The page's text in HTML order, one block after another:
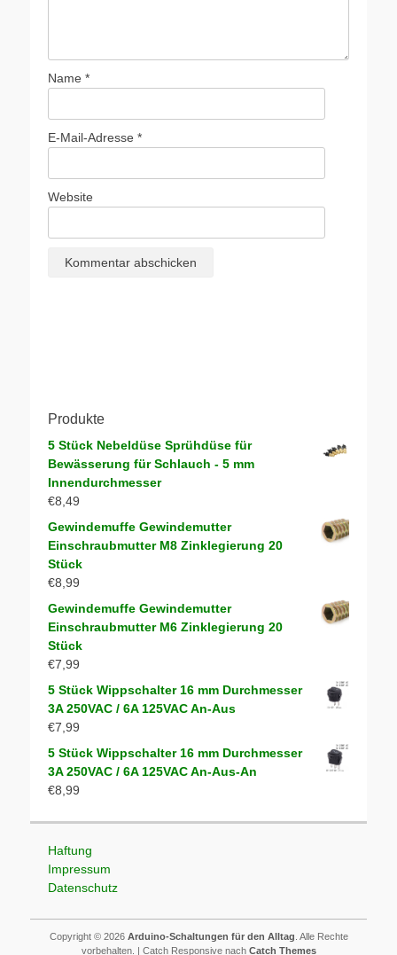
Name *
E-Mail-Adresse *
Website
Produkte
5 Stück Nebeldüse Sprühdüse für
Bewässerung für Schlauch - 5 mm
Innendurchmesser
€8,49
Gewindemuffe Gewindemutter
Einschraubmutter M8 Zinklegierung 20
Stück
€8,99
Gewindemuffe Gewindemutter
Einschraubmutter M6 Zinklegierung 20
Stück
€7,99
5 Stück Wippschalter 16 mm Durchmesser
3A 250VAC / 6A 125VAC An-Aus
€7,99
5 Stück Wippschalter 16 mm Durchmesser
3A 250VAC / 6A 125VAC An-Aus-An
€8,99
Haftung
Impressum
Datenschutz
Copyright © 2026 Arduino-Schaltungen für den Alltag . Alle Rechte
vorbehalten. | Catch Responsive nach Catch Themes